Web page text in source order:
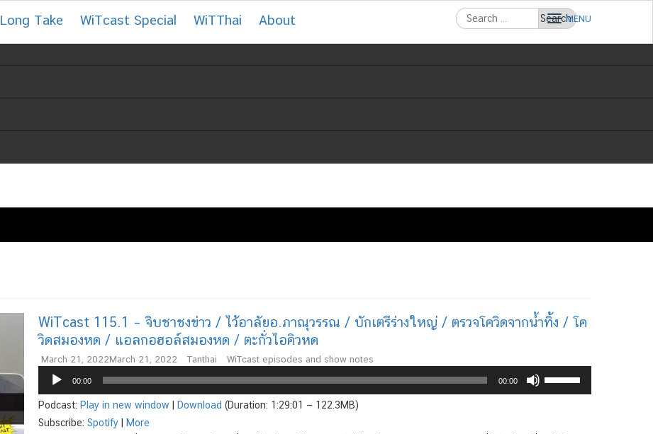
MENU
Long Take WiTcast Special WiTThai About
Search
for:
WiTcast 115.1 – จิบชาชงข่าว / ไว้อาลัยอ.ภาณุวรรณ / บักเตรีร่างใหญ่ / ตรวจโควิดจากน้ำทิ้ง / โค
วิดสมองหด / แอลกอฮอล์สมองหด / ตะกั่วไอคิวหด
March 21, 2022March 21, 2022 Tanthai WiTcast episodes and show notes
Audio
Player
00:00 00:00
Up/Down
Podcast: Play in new window Download (Duration: 1:29:01 — 122.3MB)
Subscribe: Spotify|
More